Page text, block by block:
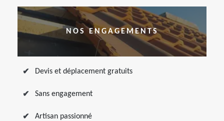
NOS ENGAGEMENTS
Devis et déplacement gratuits
Sans engagement
Artisan passionné